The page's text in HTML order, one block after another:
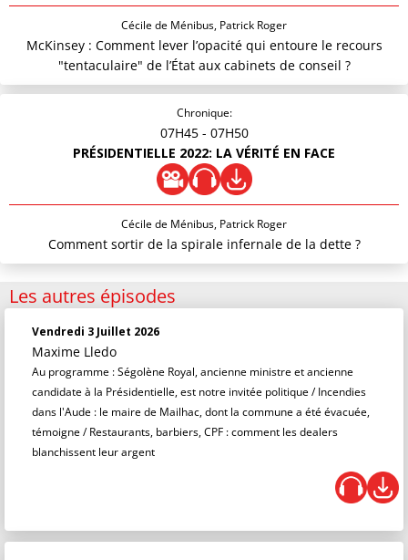
Cécile de Ménibus, Patrick Roger
McKinsey : Comment lever l’opacité qui entoure le recours
"tentaculaire" de l’État aux cabinets de conseil ?
Chronique:
07H45 - 07H50
PRÉSIDENTIELLE 2022: LA VÉRITÉ EN FACE
Cécile de Ménibus, Patrick Roger
Comment sortir de la spirale infernale de la dette ?
Les autres épisodes
Vendredi 3 Juillet 2026
Maxime Lledo
Au programme : Ségolène Royal, ancienne ministre et ancienne
candidate à la Présidentielle, est notre invitée politique / Incendies
dans l'Aude : le maire de Mailhac, dont la commune a été évacuée,
témoigne / Restaurants, barbiers, CPF : comment les dealers
blanchissent leur argent